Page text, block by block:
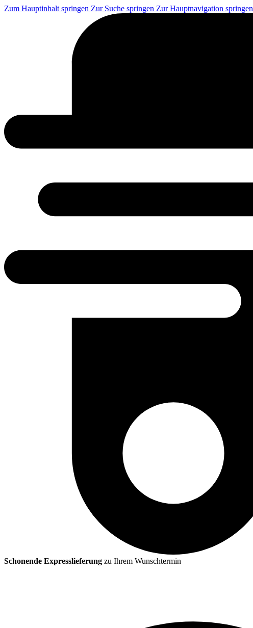
Zum Hauptinhalt springen Zur Suche springen Zur Hauptnavigation springen
Schonende Expresslieferung zu Ihrem Wunschtermin